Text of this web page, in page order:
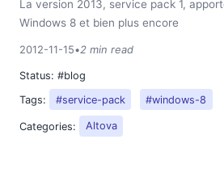
03
05
06
08
09
La version 2013, service pack 1,
Windows 8 et bien plus encore
2012-11-15•2 min read
Status: #blog
Tags:
#service-pack #windows-8
Categories: Altova